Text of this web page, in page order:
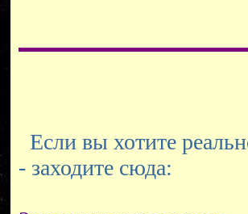
Если вы хотите
- заходите сюда: